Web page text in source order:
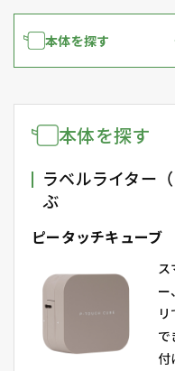
本体を探す
本体を探す
ラベルライター
ぶ
ピータッチキューブ
ス
ー
で
付